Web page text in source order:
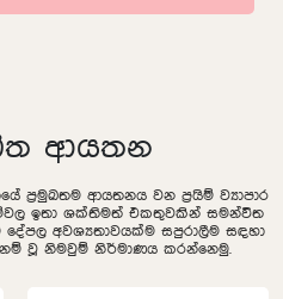
ආයතන
ප්‍රමුඛතම ආයතනය වන ප්‍රයිම් ව්‍යාපාර
ඉතා ශක්තිමත් එකතුවකින් සමන්විත
අවශ්‍යතාවයක්ම සපුරාලීම සඳහා
වූ නිමවුම් නිර්මාණය කරන්නෙමු.